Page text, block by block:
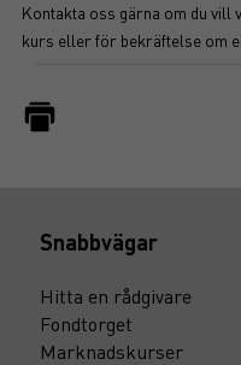
Kontakta oss gärna om du vill
kurs eller för bekräftelse om
Snabbvägar
Hitta en rådgivare
Fondtorget
Marknadskurser